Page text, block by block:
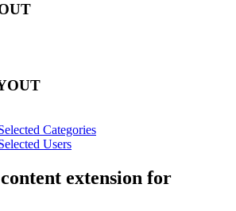
Categories
Users
extension for